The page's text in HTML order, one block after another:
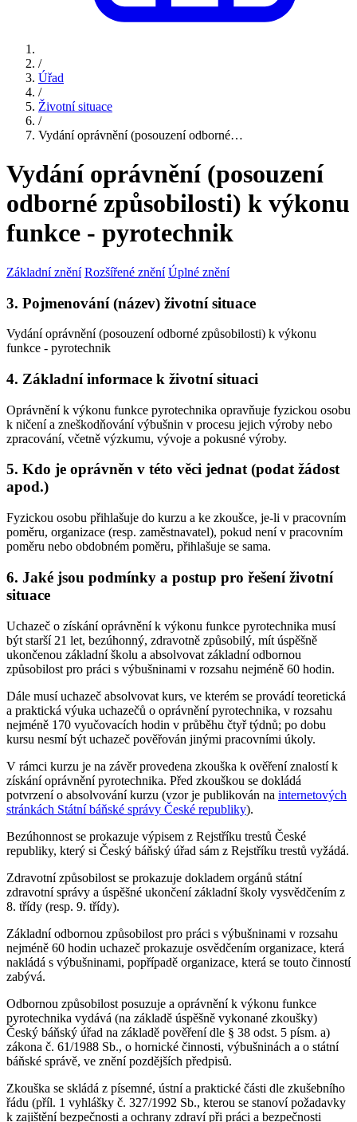
/
Úřad
/
Životní situace
/
Vydání oprávnění (posouzení odborné…
Vydání oprávnění (posouzení
odborné způsobilosti) k výkonu
funkce - pyrotechnik
Základní znění Rozšířené znění Úplné znění
3. Pojmenování (název) životní situace
Vydání oprávnění (posouzení odborné způsobilosti) k výkonu
funkce - pyrotechnik
4. Základní informace k životní situaci
Oprávnění k výkonu funkce pyrotechnika opravňuje fyzickou osobu
k ničení a zneškodňování výbušnin v procesu jejich výroby nebo
zpracování, včetně výzkumu, vývoje a pokusné výroby.
5. Kdo je oprávněn v této věci jednat (podat žádost
apod.)
Fyzickou osobu přihlašuje do kurzu a ke zkoušce, je-li v pracovním
poměru, organizace (resp. zaměstnavatel), pokud není v pracovním
poměru nebo obdobném poměru, přihlašuje se sama.
6. Jaké jsou podmínky a postup pro řešení životní
situace
Uchazeč o získání oprávnění k výkonu funkce pyrotechnika musí
být starší 21 let, bezúhonný, zdravotně způsobilý, mít úspěšně
ukončenou základní školu a absolvovat základní odbornou
způsobilost pro práci s výbušninami v rozsahu nejméně 60 hodin.
Dále musí uchazeč absolvovat kurs, ve kterém se provádí teoretická
a praktická výuka uchazečů o oprávnění pyrotechnika, v rozsahu
nejméně 170 vyučovacích hodin v průběhu čtyř týdnů; po dobu
kursu nesmí být uchazeč pověřován jinými pracovními úkoly.
V rámci kurzu je na závěr provedena zkouška k ověření znalostí k
získání oprávnění pyrotechnika. Před zkouškou se dokládá
potvrzení o absolvování kurzu (vzor je publikován na internetových
stránkách Státní báňské správy České republiky).
Bezúhonnost se prokazuje výpisem z Rejstříku trestů České
republiky, který si Český báňský úřad sám z Rejstříku trestů vyžádá.
Zdravotní způsobilost se prokazuje dokladem orgánů státní
zdravotní správy a úspěšné ukončení základní školy vysvědčením z
8. třídy (resp. 9. třídy).
Základní odbornou způsobilost pro práci s výbušninami v rozsahu
nejméně 60 hodin uchazeč prokazuje osvědčením organizace, která
nakládá s výbušninami, popřípadě organizace, která se touto činností
zabývá.
Odbornou způsobilost posuzuje a oprávnění k výkonu funkce
pyrotechnika vydává (na základě úspěšně vykonané zkoušky)
Český báňský úřad na základě pověření dle § 38 odst. 5 písm. a)
zákona č. 61/1988 Sb., o hornické činnosti, výbušninách a o státní
báňské správě, ve znění pozdějších předpisů.
Zkouška se skládá z písemné, ústní a praktické části dle zkušebního
řádu (příl. 1 vyhlášky č. 327/1992 Sb., kterou se stanoví požadavky
k zajištění bezpečnosti a ochrany zdraví při práci a bezpečnosti